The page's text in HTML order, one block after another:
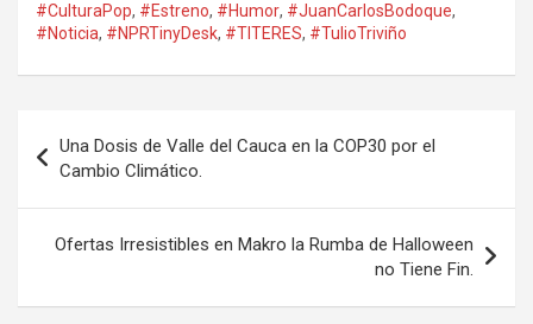
#CulturaPop, #Estreno, #Humor, #JuanCarlosBodoque,
#Noticia, #NPRTinyDesk, #TITERES, #TulioTriviño
de
entradas
Una Dosis de Valle del Cauca en la COP30 por el
Cambio Climático.
Ofertas Irresistibles en Makro la Rumba de Halloween
no Tiene Fin.